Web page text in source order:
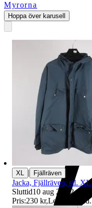
Myrorna
Hoppa över karusell
XL | Fjällräven
Jacka, Fjällräven, stl. XL
Sluttid10 aug 20:22.
Pris:230 kr,Ledande bud.